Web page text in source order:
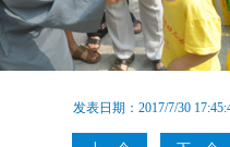
发表日期：2017/7/30